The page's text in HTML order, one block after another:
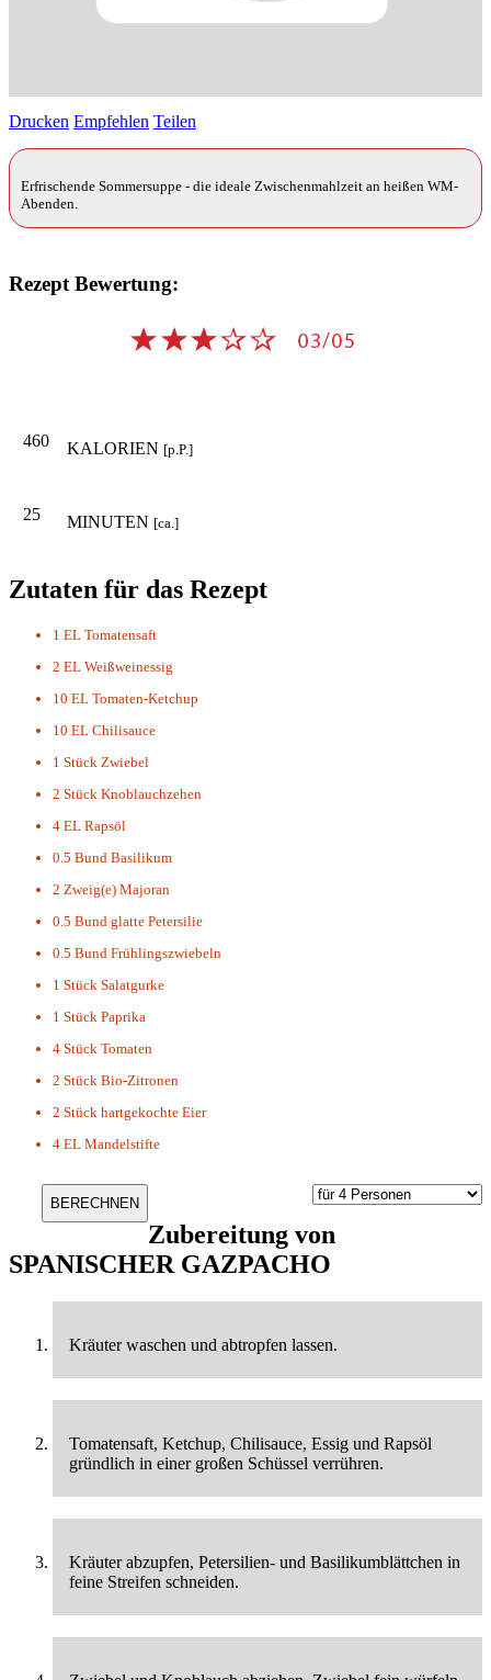
Drucken Empfehlen Teilen
Erfrischende Sommersuppe - die ideale Zwischenmahlzeit an heißen WM-
Abenden.
Rezept Bewertung:
460 KALORIEN [p.P.]
25 MINUTEN [ca.]
Zutaten für das Rezept
1 EL Tomatensaft
2 EL Weißweinessig
10 EL Tomaten-Ketchup
10 EL Chilisauce
1 Stück Zwiebel
2 Stück Knoblauchzehen
4 EL Rapsöl
0.5 Bund Basilikum
2 Zweig(e) Majoran
0.5 Bund glatte Petersilie
0.5 Bund Frühlingszwiebeln
1 Stück Salatgurke
1 Stück Paprika
4 Stück Tomaten
2 Stück Bio-Zitronen
2 Stück hartgekochte Eier
4 EL Mandelstifte
Zubereitung von
SPANISCHER GAZPACHO
Kräuter waschen und abtropfen lassen.
Tomatensaft, Ketchup, Chilisauce, Essig und Rapsöl
gründlich in einer großen Schüssel verrühren.
Kräuter abzupfen, Petersilien- und Basilikumblättchen in
feine Streifen schneiden.